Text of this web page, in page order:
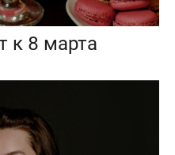
к 8 марта